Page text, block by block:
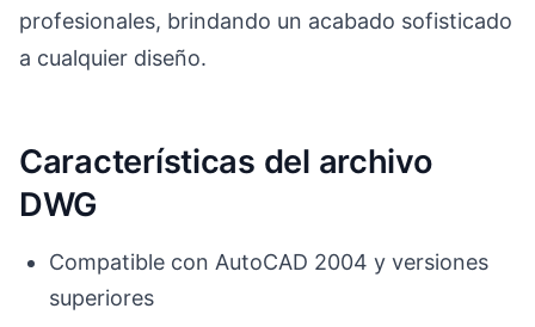
profesionales, brindando un acabado sofisticado
a cualquier diseño.
Características del archivo
DWG
Compatible con AutoCAD 2004 y versiones
superiores